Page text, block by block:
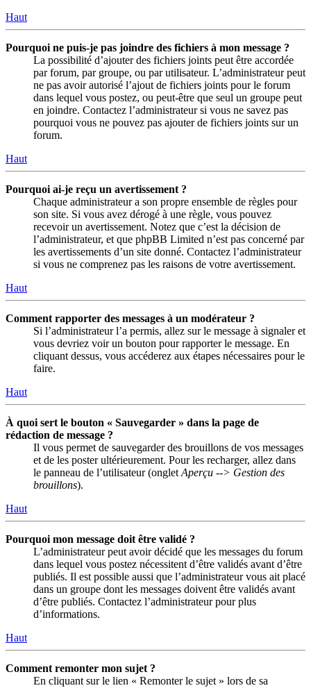
Haut
Pourquoi ne puis-je pas joindre des fichiers à mon message ?
La possibilité d’ajouter des fichiers joints peut être accordée
par forum, par groupe, ou par utilisateur. L’administrateur peut
ne pas avoir autorisé l’ajout de fichiers joints pour le forum
dans lequel vous postez, ou peut-être que seul un groupe peut
en joindre. Contactez l’administrateur si vous ne savez pas
pourquoi vous ne pouvez pas ajouter de fichiers joints sur un
forum.
Haut
Pourquoi ai-je reçu un avertissement ?
Chaque administrateur a son propre ensemble de règles pour
son site. Si vous avez dérogé à une règle, vous pouvez
recevoir un avertissement. Notez que c’est la décision de
l’administrateur, et que phpBB Limited n’est pas concerné par
les avertissements d’un site donné. Contactez l’administrateur
si vous ne comprenez pas les raisons de votre avertissement.
Haut
Comment rapporter des messages à un modérateur ?
Si l’administrateur l’a permis, allez sur le message à signaler et
vous devriez voir un bouton pour rapporter le message. En
cliquant dessus, vous accéderez aux étapes nécessaires pour le
faire.
Haut
À quoi sert le bouton « Sauvegarder » dans la page de
rédaction de message ?
Il vous permet de sauvegarder des brouillons de vos messages
et de les poster ultérieurement. Pour les recharger, allez dans
le panneau de l’utilisateur (onglet Aperçu --> Gestion des
brouillons).
Haut
Pourquoi mon message doit être validé ?
L’administrateur peut avoir décidé que les messages du forum
dans lequel vous postez nécessitent d’être validés avant d’être
publiés. Il est possible aussi que l’administrateur vous ait placé
dans un groupe dont les messages doivent être validés avant
d’être publiés. Contactez l’administrateur pour plus
d’informations.
Haut
Comment remonter mon sujet ?
En cliquant sur le lien « Remonter le sujet » lors de sa